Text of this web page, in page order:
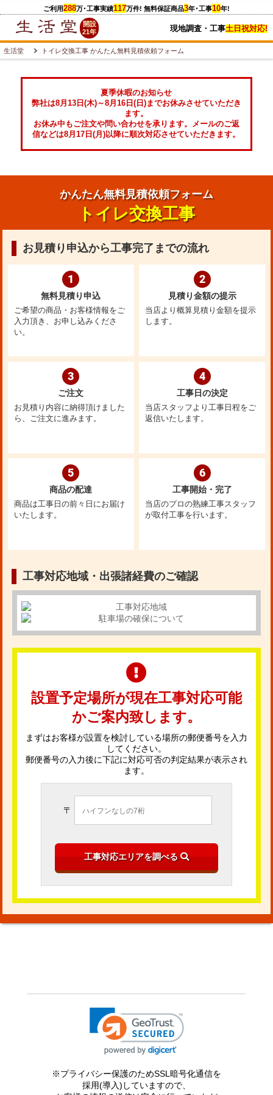
ご利用288万･工事実績117万件! 無料保証商品3年･工事10年!
開設
21年
現地調査・工事土日祝対応!
生活堂 トイレ交換工事 かんたん無料見積依頼フォーム
夏季休暇のお知らせ
弊社は8月13日(木)～8月16日(日)までお休みさせていただき
ます。
お休み中もご注文や問い合わせを承ります。メールのご返
信などは8月17日(月)以降に順次対応させていただきます。
かんたん無料見積依頼フォーム
トイレ交換工事
お見積り申込から工事完了までの流れ
1
無料見積り申込
ご希望の商品・お客様情報をご
入力頂き、お申し込みくださ
い。
2
見積り金額の提示
当店より概算見積り金額を提示
します。
3
ご注文
お見積り内容に納得頂けました
ら、ご注文に進みます。
4
工事日の決定
当店スタッフより工事日程をご
返信いたします。
5
商品の配達
商品は工事日の前々日にお届け
いたします。
6
工事開始・完了
当店のプロの熟練工事スタッフ
が取付工事を行います。
工事対応地域・出張諸経費のご確認
設置予定場所が現在工事対応可能
かご案内致します。
まずはお客様が設置を検討している場所の郵便番号を入力
してください。
郵便番号の入力後に下記に対応可否の判定結果が表示され
ます。
〒
※プライバシー保護のためSSL暗号化通信を
採用(導入)していますので、